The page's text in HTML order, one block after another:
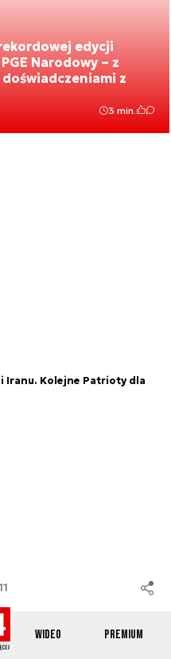
Wideo Premium
edycji
Narodowy – z
z
3 min.
Iranu. Kolejne Patrioty dla
Wildberries w